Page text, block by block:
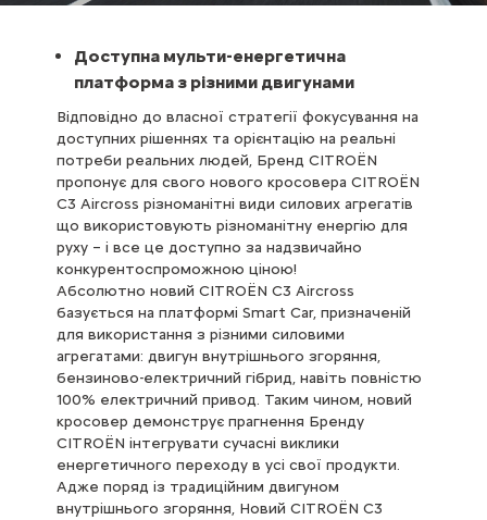
Доступна мульти-енергетична
платформа з різними двигунами
Відповідно до власної стратегії фокусування на
доступних рішеннях та орієнтацію на реальні
потреби реальних людей, Бренд CITROЁN
пропонує для свого нового кросовера CITROЁN
C3 Aircross різноманітні види силових агрегатів
що використовують різноманітну енергію для
руху – і все це доступно за надзвичайно
конкурентоспроможною ціною!
Абсолютно новий CITROЁN C3 Aircross
базується на платформі Smart Car, призначеній
для використання з різними силовими
агрегатами: двигун внутрішнього згоряння,
бензиново-електричний гібрид, навіть повністю
100% електричний привод. Таким чином, новий
кросовер демонструє прагнення Бренду
CITROЁN інтегрувати сучасні виклики
енергетичного переходу в усі свої продукти.
Адже поряд із традиційним двигуном
внутрішнього згоряння, Новий CITROЁN C3